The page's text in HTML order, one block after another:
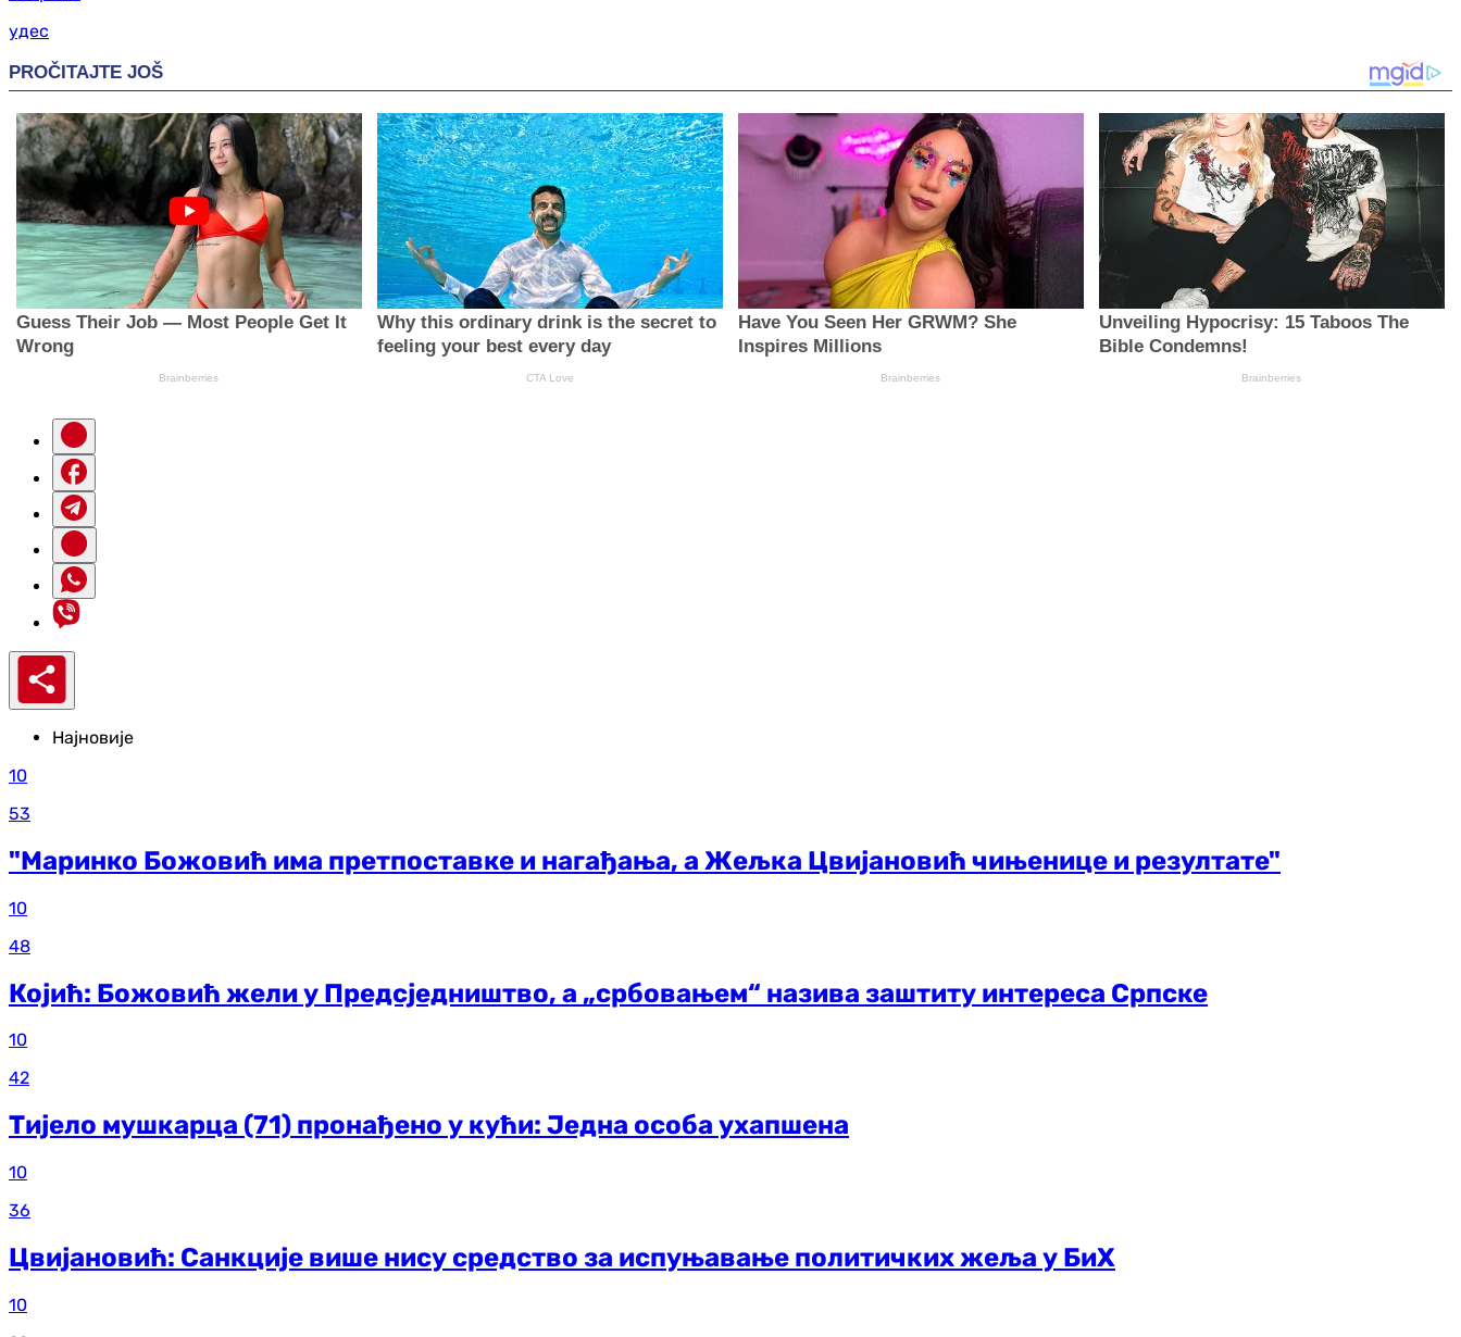
удес
Најновије
10
53
"Маринко Божовић има претпоставке и нагађања, а Жељка Цвијановић чињенице и резултате"
10
48
Којић: Божовић жели у Предсједништво, а „србовањем“ назива заштиту интереса Српске
10
42
Тијело мушкарца (71) пронађено у кући: Једна особа ухапшена
10
36
Цвијановић: Санкције више нису средство за испуњавање политичких жеља у БиХ
10